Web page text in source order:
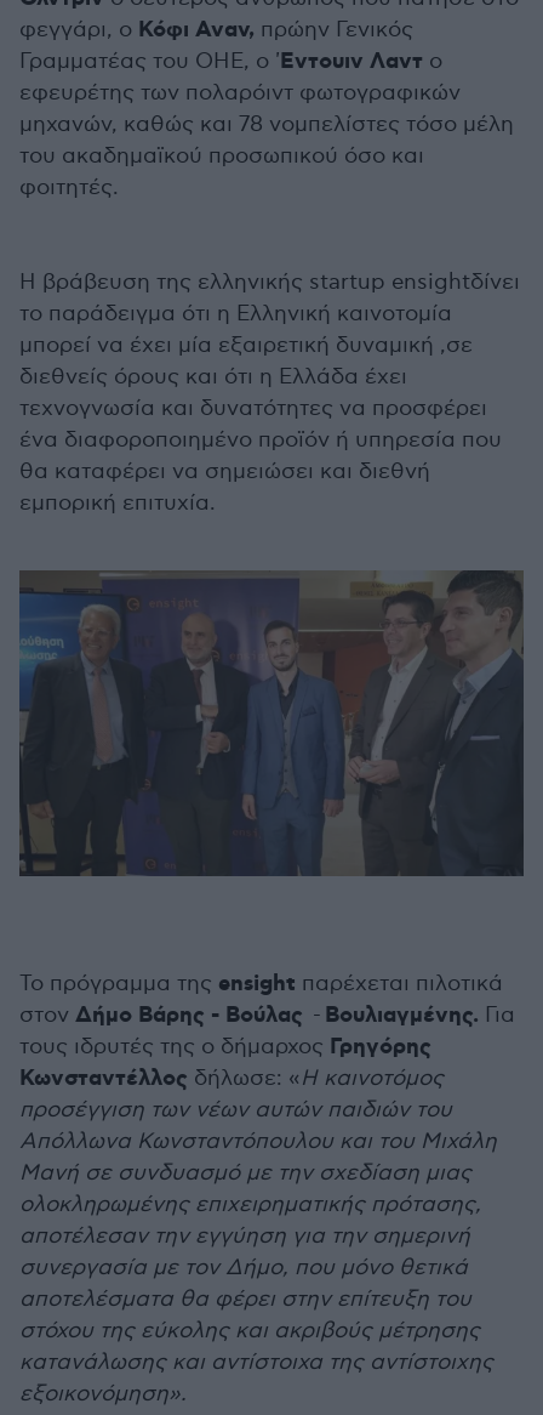
φεγγάρι, ο Κόφι Αναν, πρώην Γενικός
Γραμματέας του ΟΗΕ, ο 'Εντουιν Λαντ ο
εφευρέτης των πολαρόιντ φωτογραφικών
μηχανών, καθώς και 78 νομπελίστες τόσο μέλη
του ακαδημαϊκού προσωπικού όσο και
φοιτητές.
Η βράβευση της ελληνικής startup ensightδίνει
το παράδειγμα ότι η Ελληνική καινοτομία
μπορεί να έχει μία εξαιρετική δυναμική ,σε
διεθνείς όρους και ότι η Ελλάδα έχει
τεχνογνωσία και δυνατότητες να προσφέρει
ένα διαφοροποιημένο προϊόν ή υπηρεσία που
θα καταφέρει να σημειώσει και διεθνή
εμπορική επιτυχία.
To πρόγραμμα της ensight παρέχεται πιλοτικά
στον Δήμο Βάρης - Βούλας - Βουλιαγμένης. Για
τους ιδρυτές της ο δήμαρχος Γρηγόρης
Κωνσταντέλλος δήλωσε: «Η καινοτόμος
προσέγγιση των νέων αυτών παιδιών του
Απόλλωνα Κωνσταντόπουλου και του Μιχάλη
Μανή σε συνδυασμό με την σχεδίαση μιας
ολοκληρωμένης επιχειρηματικής πρότασης,
αποτέλεσαν την εγγύηση για την σημερινή
συνεργασία με τον Δήμο, που μόνο θετικά
αποτελέσματα θα φέρει στην επίτευξη του
στόχου της εύκολης και ακριβούς μέτρησης
κατανάλωσης και αντίστοιχα της αντίστοιχης
εξοικονόμηση».